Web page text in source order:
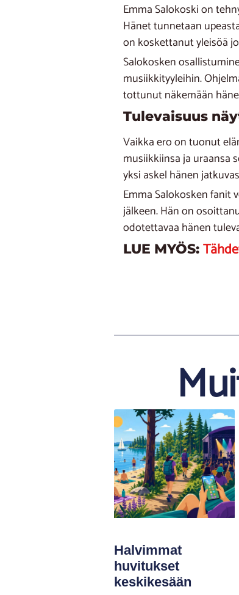
Emma Salokoski on
Hänet tunnetaan
on koskettanut yleisöä
Salokosken
musiikkityyleihin.
tottunut näkemään
Tulevaisuus
Vaikka ero on tuonut
musiikkiinsa ja uraansa
yksi askel hänen
Emma Salokosken fanit
jälkeen. Hän on
odotettavaa hänen
LUE MYÖS:
Halvimmat
huvitukset
keskikesään